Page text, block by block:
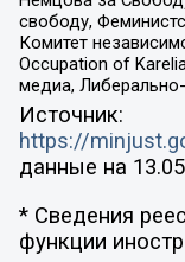
свободу,
Комитет
Occupation of
медиа,
Источник:
https://
данные на
* Сведения
функции